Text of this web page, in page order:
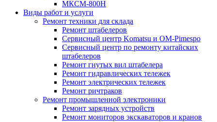
МКСМ-800H
Виды работ и услуги
Ремонт техники для склада
Ремонт штабелеров
Сервисный центр Komatsu и OM-Pimespo
Сервисный центр по ремонту китайских
штабелеров
Ремонт гнутых вил штабелера
Ремонт гидравлических тележек
Ремонт электрических тележек
Ремонт ричтраков
Ремонт промышленной электроники
Ремонт зарядных устройств
Ремонт мониторов экскаваторов и кранов